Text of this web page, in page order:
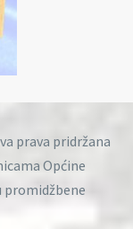
prava pridržana
Općine
promidžbene